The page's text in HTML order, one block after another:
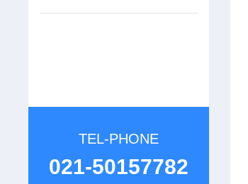
TEL-PHONE
021-50157782